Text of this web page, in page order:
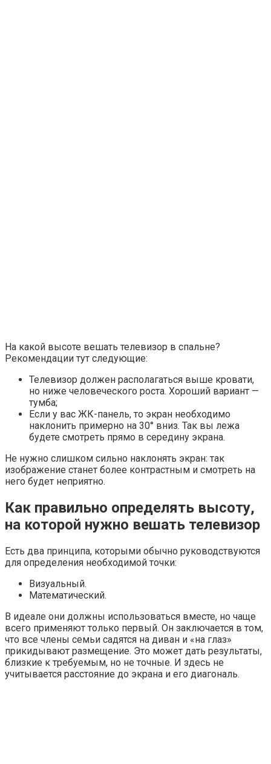
На какой высоте вешать телевизор в спальне?
Рекомендации тут следующие:
Телевизор должен располагаться выше кровати,
но ниже человеческого роста. Хороший вариант —
тумба;
Если у вас ЖК-панель, то экран необходимо
наклонить примерно на 30° вниз. Так вы лежа
будете смотреть прямо в середину экрана.
Не нужно слишком сильно наклонять экран: так
изображение станет более контрастным и смотреть на
него будет неприятно.
Как правильно определять высоту,
на которой нужно вешать телевизор
Есть два принципа, которыми обычно руководствуются
для определения необходимой точки:
Визуальный.
Математический.
В идеале они должны использоваться вместе, но чаще
всего применяют только первый. Он заключается в том,
что все члены семьи садятся на диван и «на глаз»
прикидывают размещение. Это может дать результаты,
близкие к требуемым, но не точные. И здесь не
учитывается расстояние до экрана и его диагональ.